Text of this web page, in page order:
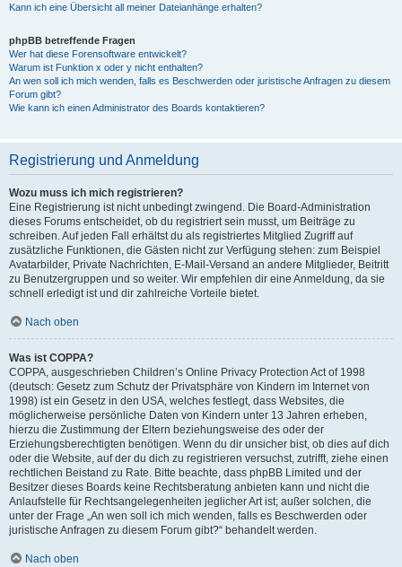
Kann ich eine Übersicht all meiner Dateianhänge erhalten?
phpBB betreffende Fragen
Wer hat diese Forensoftware entwickelt?
Warum ist Funktion x oder y nicht enthalten?
An wen soll ich mich wenden, falls es Beschwerden oder juristische Anfragen zu diesem
Forum gibt?
Wie kann ich einen Administrator des Boards kontaktieren?
Registrierung und Anmeldung
Wozu muss ich mich registrieren?
Eine Registrierung ist nicht unbedingt zwingend. Die Board-Administration
dieses Forums entscheidet, ob du registriert sein musst, um Beiträge zu
schreiben. Auf jeden Fall erhältst du als registriertes Mitglied Zugriff auf
zusätzliche Funktionen, die Gästen nicht zur Verfügung stehen: zum Beispiel
Avatarbilder, Private Nachrichten, E-Mail-Versand an andere Mitglieder, Beitritt
zu Benutzergruppen und so weiter. Wir empfehlen dir eine Anmeldung, da sie
schnell erledigt ist und dir zahlreiche Vorteile bietet.
Nach oben
Was ist COPPA?
COPPA, ausgeschrieben Children’s Online Privacy Protection Act of 1998
(deutsch: Gesetz zum Schutz der Privatsphäre von Kindern im Internet von
1998) ist ein Gesetz in den USA, welches festlegt, dass Websites, die
möglicherweise persönliche Daten von Kindern unter 13 Jahren erheben,
hierzu die Zustimmung der Eltern beziehungsweise des oder der
Erziehungsberechtigten benötigen. Wenn du dir unsicher bist, ob dies auf dich
oder die Website, auf der du dich zu registrieren versuchst, zutrifft, ziehe einen
rechtlichen Beistand zu Rate. Bitte beachte, dass phpBB Limited und der
Besitzer dieses Boards keine Rechtsberatung anbieten kann und nicht die
Anlaufstelle für Rechtsangelegenheiten jeglicher Art ist; außer solchen, die
unter der Frage „An wen soll ich mich wenden, falls es Beschwerden oder
juristische Anfragen zu diesem Forum gibt?“ behandelt werden.
Nach oben